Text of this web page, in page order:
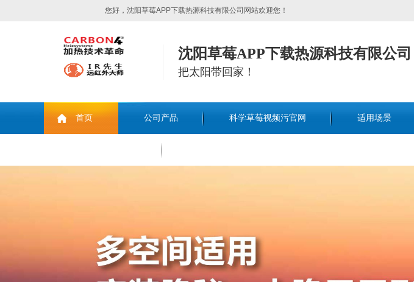
您好，沈阳草莓APP下载热源科技有限公司网站欢迎您！
沈阳草莓APP下载热源科技有限公司
把太阳带回家！
首页 公司产品 科学草莓视频污官网 适用场景